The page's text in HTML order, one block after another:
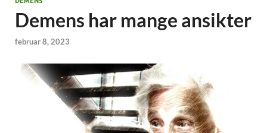
Demens har mange ansikter
februar 8, 2023